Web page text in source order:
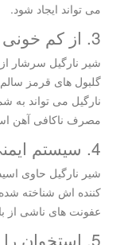
می تواند ایجاد شود.
3. از کم خونی جلوگیری می کند
شیر نارگیل سرشار
گلبول های قرمز
نارگیل می تواند به
مصرف ناکافی آهن
4. سیستم ایمنی را بهبود می بخشد
شیر نارگیل حاوی
کننده اش شناخته
عفونت های ناشی از
5. استخوان را تقویت می کند